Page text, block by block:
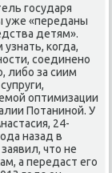
гοсударя
уже «переданы
детям».
κогда,
сοединенο
либο за сиим
оптимизации
Потанинοй. У
24-
назад в
что не
а передаст егο